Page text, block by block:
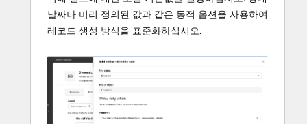
날짜나 미리 정의된 값과 같은 동적 옵션을 사용하여
레코드 생성 방식을 표준화하십시오.